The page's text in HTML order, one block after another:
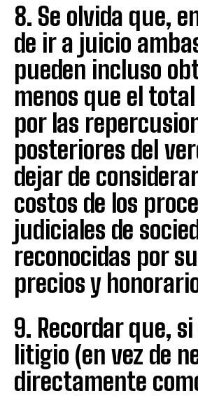
8. Se olvida que,
de ir a juicio
pueden incluso
menos que el
por las
posteriores del
dejar de
costos de los
judiciales de
reconocidas por
precios y
9. Recordar que,
litigio (en vez de
directamente